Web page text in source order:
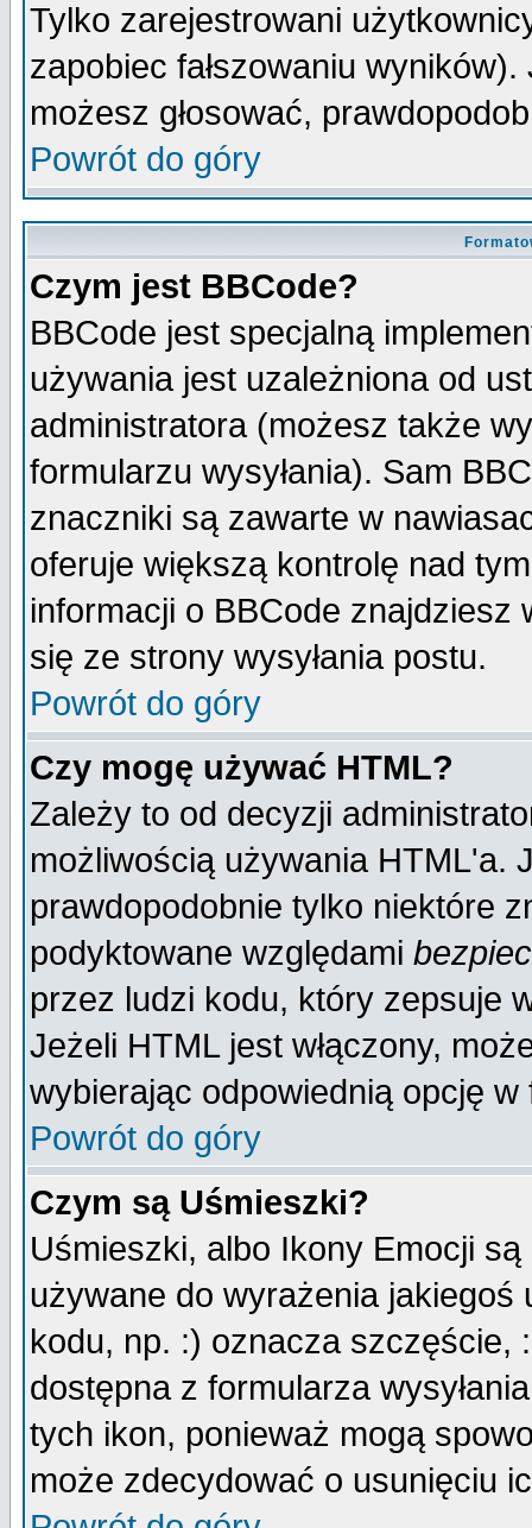
Tylko zarejestrowani
zapobiec fałszowaniu
możesz głosować,
Powrót do góry
Czym jest BBCode?
BBCode jest specjalną
używania jest uzależniona od
administratora (możesz także
formularzu wysyłania). Sam
znaczniki są zawarte w
oferuje większą kontrolę nad
informacji o BBCode
się ze strony wysyłania postu.
Powrót do góry
Czy mogę używać HTML?
Zależy to od decyzji
możliwością używania HTML'a.
prawdopodobnie tylko niektóre
podyktowane względami
przez ludzi kodu, który zepsuje
Jeżeli HTML jest włączony,
wybierając odpowiednią opcję w
Powrót do góry
Czym są Uśmieszki?
Uśmieszki, albo Ikony Emocji
używane do wyrażenia
kodu, np. :) oznacza szczęście,
dostępna z formularza
tych ikon, ponieważ mogą
może zdecydować o usunięciu